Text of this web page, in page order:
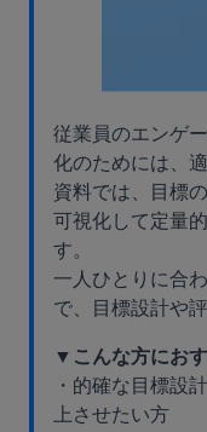
従業員のエンゲ
化のためには、
資料では、目標
可視化して定量
す。
一人ひとりに合
で、目標設計や
▼こんな方にお
・的確な目標設
上させたい方